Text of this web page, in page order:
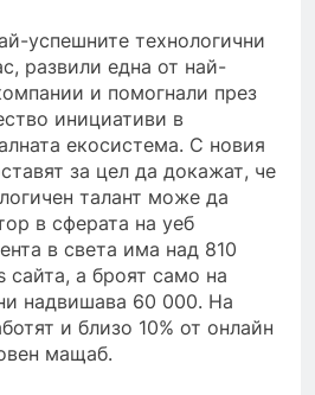
успешните технологични
развили една от най-
и помогнали през
инициативи в
екосистема. С новия
за цел да докажат, че
талант може да
в сферата на уеб
в света има над 810
сайта, а броят само на
надвишава 60 000. На
и близо 10% от онлайн
мащаб.